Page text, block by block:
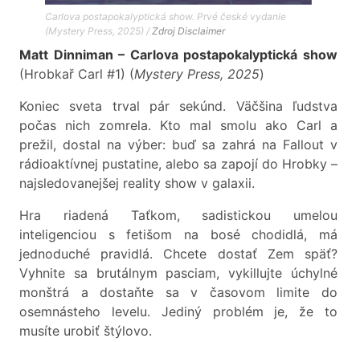
Carlova postapokalyptická show. Prvé české vydanie
(Mystery Press, 2025) /Zdroj Disclaimer
Matt Dinniman – Carlova postapokalyptická show
(Hrobkař Carl #1) (Mystery Press, 2025)
Koniec sveta trval pár sekúnd. Väčšina ľudstva
počas nich zomrela. Kto mal smolu ako Carl a
prežil, dostal na výber: buď sa zahrá na Fallout v
rádioaktívnej pustatine, alebo sa zapojí do Hrobky –
najsledovanejšej reality show v galaxii.
Hra riadená Taťkom, sadistickou umelou
inteligenciou s fetišom na bosé chodidlá, má
jednoduché pravidlá. Chcete dostať Zem späť?
Vyhnite sa brutálnym pasciam, vykillujte úchylné
monštrá a dostaňte sa v časovom limite do
osemnásteho levelu. Jediný problém je, že to
musíte urobiť štýlovo.